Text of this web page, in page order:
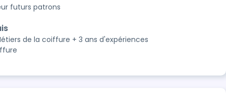
futurs patrons
de la coiffure + 3 ans d'expériences